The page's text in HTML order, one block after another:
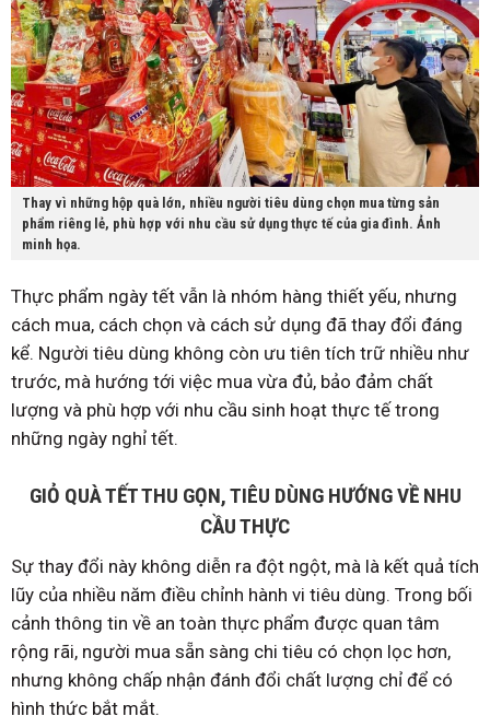
Thay vì những hộp quà lớn, nhiều người tiêu dùng chọn mua từng sản
phẩm riêng lẻ, phù hợp với nhu cầu sử dụng thực tế của gia đình. Ảnh
minh họa.
Thực phẩm ngày tết vẫn là nhóm hàng thiết yếu, nhưng
cách mua, cách chọn và cách sử dụng đã thay đổi đáng
kể. Người tiêu dùng không còn ưu tiên tích trữ nhiều như
trước, mà hướng tới việc mua vừa đủ, bảo đảm chất
lượng và phù hợp với nhu cầu sinh hoạt thực tế trong
những ngày nghỉ tết.
GIỎ QUÀ TẾT THU GỌN, TIÊU DÙNG HƯỚNG VỀ NHU
CẦU THỰC
Sự thay đổi này không diễn ra đột ngột, mà là kết quả tích
lũy của nhiều năm điều chỉnh hành vi tiêu dùng. Trong bối
cảnh thông tin về an toàn thực phẩm được quan tâm
rộng rãi, người mua sẵn sàng chi tiêu có chọn lọc hơn,
nhưng không chấp nhận đánh đổi chất lượng chỉ để có
hình thức bắt mắt.